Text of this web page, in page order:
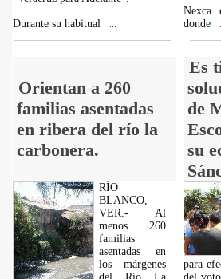
Durante su habitual
Nexca
donde
Orientan a 260
familias asentadas
en ribera del río la
carbonera.
Es
de
su
RÍO
BLANCO,
VER.- Al
menos 260
familias
asentadas en
los márgenes
para